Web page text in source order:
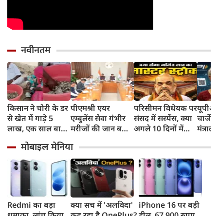
नवीनतम
किसान ने चोरी के डर
से खेत में गाड़े 5
लाख, एक साल बाद
कर चुकी थी पूरी
रकम! [VIDEO]
पीएमश्री एयर
एम्बुलेंस सेवा गंभीर
मरीजों की जान बचाने
सफलतम प्रयोग:
मुख्यमंत्री डॉ. मोहन
यादव
परिसीमन विधेयक पर
संसद में सस्पेंस, क्या
अगले 10 दिनों में
वाले हैं मास्टर स्ट्रोक?
चार्जेस
P2P
तरह
मोबाइल मेनिया
Redmi का बड़ा
क्या सच में 'अलविदा'
iPhone 16 पर बड़ी